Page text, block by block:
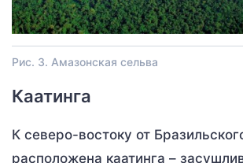
Рис. 3. Амазонская сельва
Каатинга
К северо-востоку от
расположена каатинга –